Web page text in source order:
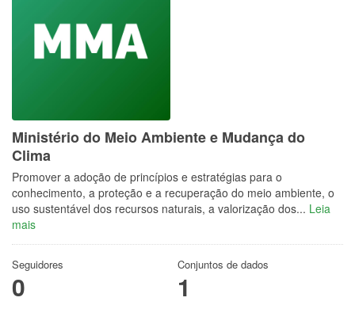
Ministério do Meio Ambiente e Mudança do
Clima
Promover a adoção de princípios e estratégias para o
conhecimento, a proteção e a recuperação do meio ambiente, o
uso sustentável dos recursos naturais, a valorização dos... Leia
mais
Seguidores
0
Conjuntos de dados
1